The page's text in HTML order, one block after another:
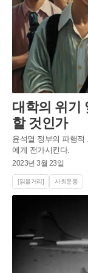
대학의 위기
할 것인가
윤석열 정부의 파행
에게 전가시킨다.
2023년 3월 23일
[읽을거리] 사회운동